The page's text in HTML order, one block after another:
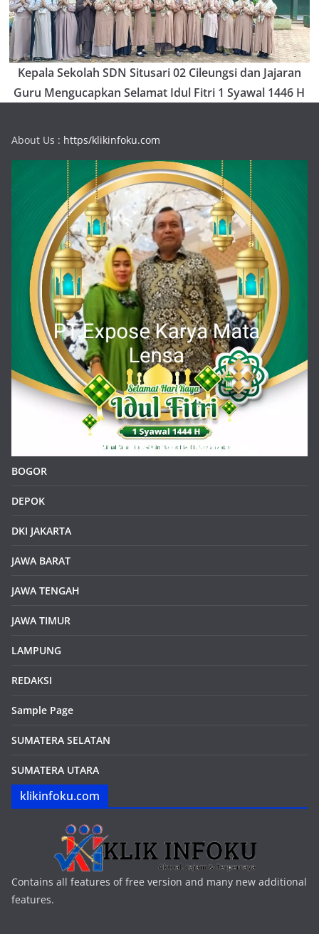
Kepala Sekolah SDN Situsari 02 Cileungsi dan Jajaran
Guru Mengucapkan Selamat Idul Fitri 1 Syawal 1446 H
About Us : https/klikinfoku.com
BOGOR
DEPOK
DKI JAKARTA
JAWA BARAT
JAWA TENGAH
JAWA TIMUR
LAMPUNG
REDAKSI
Sample Page
SUMATERA SELATAN
SUMATERA UTARA
klikinfoku.com
Contains all features of free version and many new additional
features.